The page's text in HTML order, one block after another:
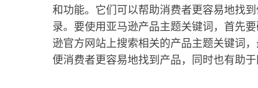
和功能。它们可以帮助消费者更容易地找
录。要使用亚马逊产品主题关键词，首先
逊官方网站上搜索相关的产品主题关键词
便消费者更容易地找到产品，同时也有助于